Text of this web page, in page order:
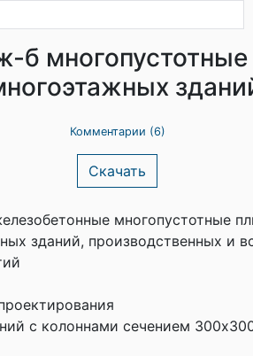
б
Комментарии (6)
Скачать
многопустотные
зданий, производственных и
с колоннами сечением